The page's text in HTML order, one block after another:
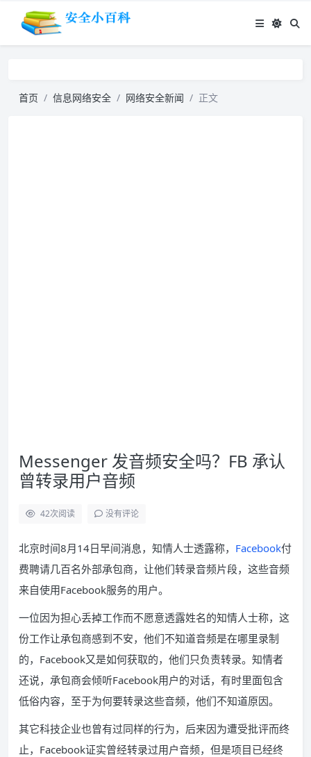
首页 信息网络安全 网络安全新闻 正文
Messenger 发音频安全吗？FB 承认
曾转录用户音频
42次阅读 没有评论
北京时间8月14日早间消息，知情人士透露称， Facebook付
费聘请几百名外部承包商，让他们转录音频片段，这些音频
来自使用Facebook服务的用户。
一位因为担心丢掉工作而不愿意透露姓名的知情人士称，这
份工作让承包商感到不安，他们不知道音频是在哪里录制
的，Facebook又是如何获取的，他们只负责转录。知情者
还说，承包商会倾听Facebook用户的对话，有时里面包含
低俗内容，至于为何要转录这些音频，他们不知道原因。
其它科技企业也曾有过同样的行为，后来因为遭受批评而终
止，Facebook证实曾经转录过用户音频，但是项目已经终